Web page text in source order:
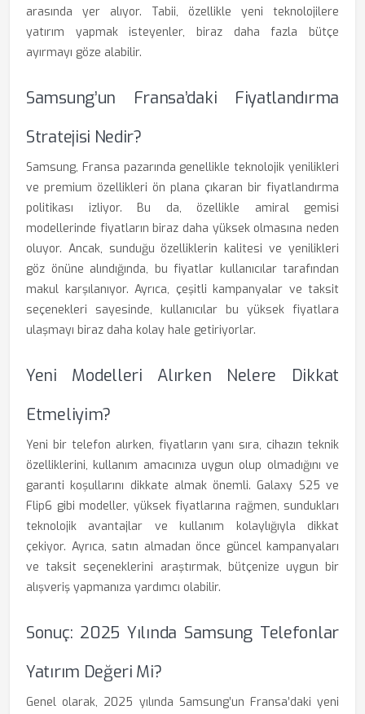
arasında yer alıyor. Tabii, özellikle yeni teknolojilere
yatırım yapmak isteyenler, biraz daha fazla bütçe
ayırmayı göze alabilir.
Samsung’un Fransa’daki Fiyatlandırma
Stratejisi Nedir?
Samsung, Fransa pazarında genellikle teknolojik yenilikleri
ve premium özellikleri ön plana çıkaran bir fiyatlandırma
politikası izliyor. Bu da, özellikle amiral gemisi
modellerinde fiyatların biraz daha yüksek olmasına neden
oluyor. Ancak, sunduğu özelliklerin kalitesi ve yenilikleri
göz önüne alındığında, bu fiyatlar kullanıcılar tarafından
makul karşılanıyor. Ayrıca, çeşitli kampanyalar ve taksit
seçenekleri sayesinde, kullanıcılar bu yüksek fiyatlara
ulaşmayı biraz daha kolay hale getiriyorlar.
Yeni Modelleri Alırken Nelere Dikkat
Etmeliyim?
Yeni bir telefon alırken, fiyatların yanı sıra, cihazın teknik
özelliklerini, kullanım amacınıza uygun olup olmadığını ve
garanti koşullarını dikkate almak önemli. Galaxy S25 ve
Flip6 gibi modeller, yüksek fiyatlarına rağmen, sundukları
teknolojik avantajlar ve kullanım kolaylığıyla dikkat
çekiyor. Ayrıca, satın almadan önce güncel kampanyaları
ve taksit seçeneklerini araştırmak, bütçenize uygun bir
alışveriş yapmanıza yardımcı olabilir.
Sonuç: 2025 Yılında Samsung Telefonlar
Yatırım Değeri Mi?
Genel olarak, 2025 yılında Samsung’un Fransa’daki yeni